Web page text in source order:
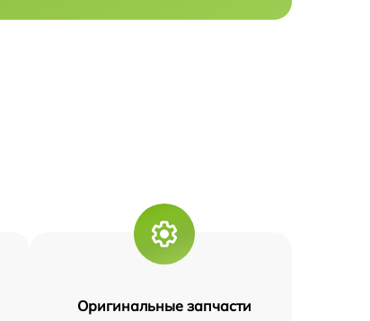
Оригинальные запчасти